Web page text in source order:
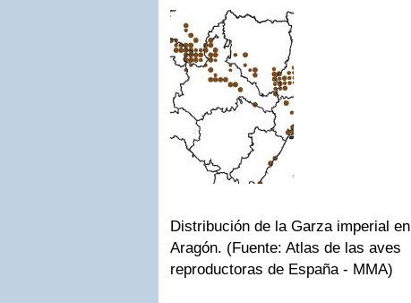
Distribución de la Garza imperial en
Aragón. (Fuente: Atlas de las aves
reproductoras de España - MMA)